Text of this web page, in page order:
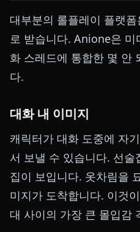
대부분의 롤플레이 플랫
로 받습니다. Anione은 미
화 스레드에 통합한 몇 안
다.
대화 내 이미지
캐릭터가 대화 도중에 자
서 보낼 수 있습니다. 선술
집이 보입니다. 옷차림을
미지가 도착합니다. 이것
대 사이의 가장 큰 몰입감